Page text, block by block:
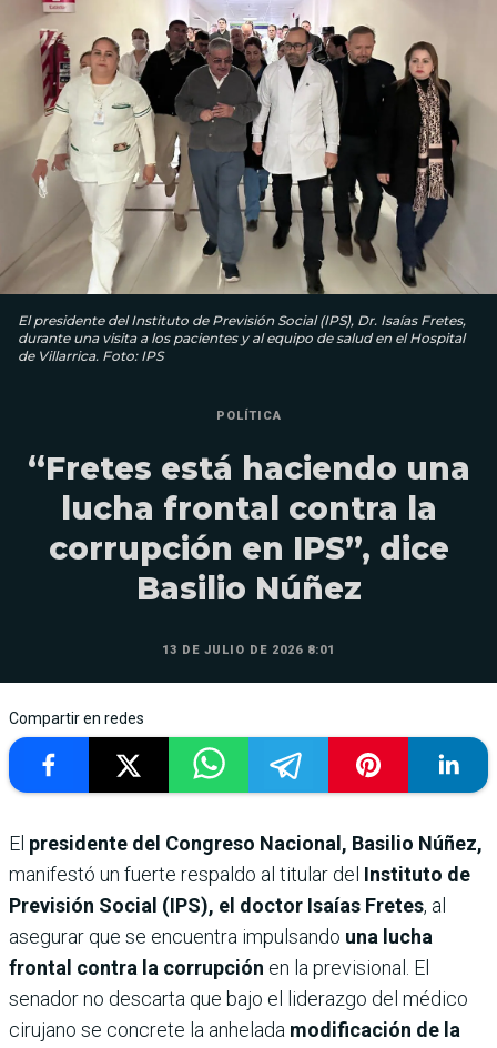
El presidente del Instituto de Previsión Social (IPS), Dr. Isaías Fretes,
durante una visita a los pacientes y al equipo de salud en el Hospital
de Villarrica. Foto: IPS
POLÍTICA
“Fretes está haciendo una
lucha frontal contra la
corrupción en IPS”, dice
Basilio Núñez
13 DE JULIO DE 2026 8:01
Compartir en redes
El presidente del Congreso Nacional, Basilio Núñez,
manifestó un fuerte respaldo al titular del Instituto de
Previsión Social (IPS), el doctor Isaías Fretes, al
asegurar que se encuentra impulsando una lucha
frontal contra la corrupción en la previsional. El
senador no descarta que bajo el liderazgo del médico
cirujano se concrete la anhelada modificación de la